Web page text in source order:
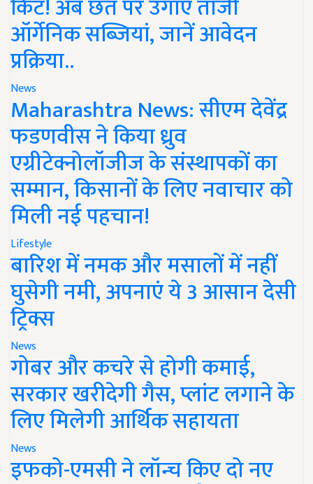
किट! अब छत पर उगाएं ताजी
ऑर्गेनिक सब्जियां, जानें आवेदन
प्रक्रिया..
News
Maharashtra News: सीएम देवेंद्र
फडणवीस ने किया ध्रुव
एग्रीटेक्नोलॉजीज के संस्थापकों का
सम्मान, किसानों के लिए नवाचार को
मिली नई पहचान!
Lifestyle
बारिश में नमक और मसालों में नहीं
घुसेगी नमी, अपनाएं ये 3 आसान देसी
ट्रिक्स
News
गोबर और कचरे से होगी कमाई,
सरकार खरीदेगी गैस, प्लांट लगाने के
लिए मिलेगी आर्थिक सहायता
News
इफको-एमसी ने लॉन्च किए दो नए